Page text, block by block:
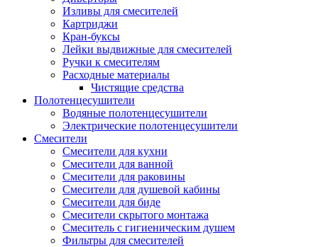
Изливы для смесителей
Картриджи
Кран-буксы
Лейки выдвижные для смесителей
Ручки к смесителям
Расходные материалы
Чистящие средства
Полотенцесушители
Водяные полотенцесушители
Электрические полотенцесушители
Смесители
Смесители для кухни
Смесители для ванной
Смесители для раковины
Смесители для душевой кабины
Смесители для биде
Смесители скрытого монтажа
Смеситель с гигиеническим душем
Фильтры для смесителей